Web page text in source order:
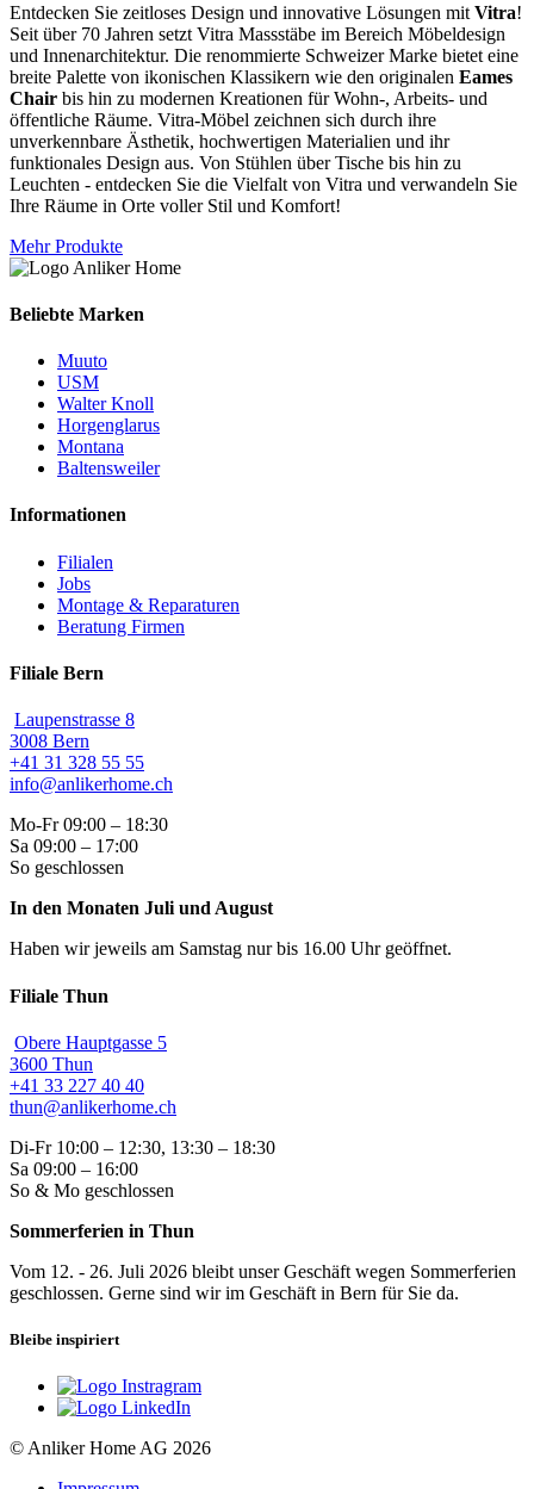
Entdecken Sie zeitloses Design und innovative Lösungen mit Vitra!
Seit über 70 Jahren setzt Vitra Massstäbe im Bereich Möbeldesign
und Innenarchitektur. Die renommierte Schweizer Marke bietet eine
breite Palette von ikonischen Klassikern wie den originalen Eames
Chair bis hin zu modernen Kreationen für Wohn-, Arbeits- und
öffentliche Räume. Vitra-Möbel zeichnen sich durch ihre
unverkennbare Ästhetik, hochwertigen Materialien und ihr
funktionales Design aus. Von Stühlen über Tische bis hin zu
Leuchten - entdecken Sie die Vielfalt von Vitra und verwandeln Sie
Ihre Räume in Orte voller Stil und Komfort!
Mehr Produkte
Beliebte Marken
Muuto
USM
Walter Knoll
Horgenglarus
Montana
Baltensweiler
Informationen
Filialen
Jobs
Montage & Reparaturen
Beratung Firmen
Filiale Bern
Laupenstrasse 8
3008 Bern
+41 31 328 55 55
info@anlikerhome.ch
Mo-Fr 09:00 – 18:30
Sa 09:00 – 17:00
So geschlossen
In den Monaten Juli und August
Haben wir jeweils am Samstag nur bis 16.00 Uhr geöffnet.
Filiale Thun
Obere Hauptgasse 5
3600 Thun
+41 33 227 40 40
thun@anlikerhome.ch
Di-Fr 10:00 – 12:30, 13:30 – 18:30
Sa 09:00 – 16:00
So & Mo geschlossen
Sommerferien in Thun
Vom 12. - 26. Juli 2026 bleibt unser Geschäft wegen Sommerferien
geschlossen. Gerne sind wir im Geschäft in Bern für Sie da.
Bleibe inspiriert
© Anliker Home AG 2026